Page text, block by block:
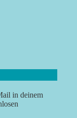
in deinem